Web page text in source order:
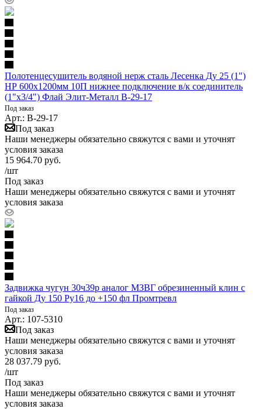
Полотенцесушитель водяной нерж сталь Лесенка Ду 25 (1")
НР 600х1200мм 10П нижнее подключение в/к соединитель
(1"х3/4") Флай Элит-Металл В-29-17
Под заказ
Арт.: В-29-17
Под заказ
Наши менеджеры обязательно свяжутся с вами и уточнят
условия заказа
15 964.70 руб.
/шт
Под заказ
Наши менеджеры обязательно свяжутся с вами и уточнят
условия заказа
Задвижка чугун 30ч39р аналог МЗВГ обрезиненный клин c
гайкой Ду 150 Ру16 до +150 фл Промтревл
Под заказ
Арт.: 107-5310
Под заказ
Наши менеджеры обязательно свяжутся с вами и уточнят
условия заказа
28 037.79 руб.
/шт
Под заказ
Наши менеджеры обязательно свяжутся с вами и уточнят
условия заказа